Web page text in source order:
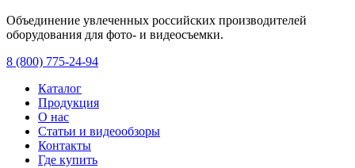
Объединение увлеченных российских производителей
оборудования для фото- и видеосъемки.
8 (800) 775-24-94
Каталог
Продукция
О нас
Статьи и видеообзоры
Контакты
Где купить